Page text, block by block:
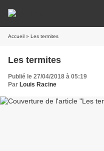
Accueil » Les termites
Les termites
Publié le 27/04/2018 à 05:19
Par Louis Racine